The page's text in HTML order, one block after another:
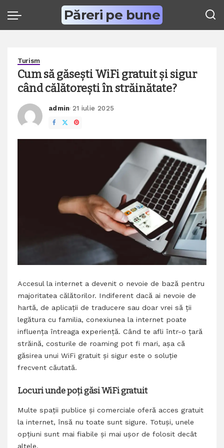
Păreri pe bune
Turism
Cum să găsești WiFi gratuit și sigur
când călătorești în străinătate?
Posted
by
admin 21 iulie 2025
Accesul la internet a devenit o nevoie de bază pentru
majoritatea călătorilor. Indiferent dacă ai nevoie de
hartă, de aplicații de traducere sau doar vrei să ții
legătura cu familia, conexiunea la internet poate
influența întreaga experiență. Când te afli într-o țară
străină, costurile de roaming pot fi mari, așa că
găsirea unui WiFi gratuit și sigur este o soluție
frecvent căutată.
Locuri unde poți găsi WiFi gratuit
Multe spații publice și comerciale oferă acces gratuit
la internet, însă nu toate sunt sigure. Totuși, unele
opțiuni sunt mai fiabile și mai ușor de folosit decât
altele.